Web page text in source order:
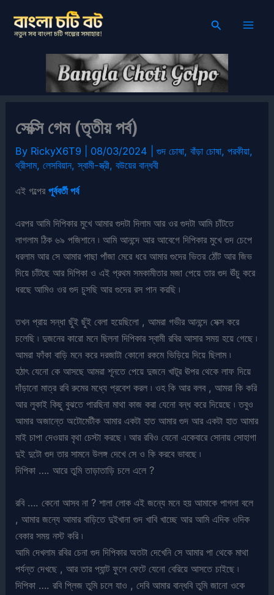
content
Search
সেক্সি গেম (তৃতীয় পর্ব)
By RickyX6T9 08/03/2024 |গুদ চোষা,বাঁড়া চোষা,পরকীয়া,
থ্রীসাম,লেসবিয়ান,স্বামী-স্ত্রী,বউয়ের বান্ধবী
এই গল্পেরপূর্ববর্তী পর্ব
এরপর আমি দিপিকার মুখে আমার গুদটা দিলাম আর ওর গুদটা আমি চাঁটতে
লাগলাম ঠিক ৬৯ পজিশানে ৷ আমি আনন্দে আর আবেগে দিপিকার মুখে গুদ চেপে
ধরলাম আর সে আমার পাছা পাঁজা মেরে ধরে আমার গুদের ভিতর ঠোঁট আর জিভ
দিয়ে চাঁটছে আর দিপিকা ও এই প্রথম সমকামীতার মজা পেয়ে তার গুদ ঊঁচু করে
ধরছে আমিও ওর গুদ চুসছি আর গুদের রস পান করছি ৷
তখন প্রায় সন্ধা ছুঁই ছুঁই বেলা হয়েছিলো , আমরা গভীর আনন্দে সেক্স করে
চলেছি ৷ দুজনের কারো মনে ছিলনা দিপিকার স্বামী রবির আসার সময় হয়ে গেছে ৷
আমরা ফাঁকা বাড়ি মনে করে দরজাটা কোনো রকমে ভিড়িয়ে দিয়ে ছিলাম ৷
হঠাৎ যেনো কে আসছে আমরা শূনতে পেয়ে দুজনে খাটূর ঊপর থেকে লাফ দিয়ে
দাঁড়ানো মাত্র রবি রুমের মধ্যে প্রবেশ করল ৷ ওহ কি আর বলব , আমরা কি করি
আর লুকাই কিছু বুঝতে পারছিনা মাথা কাজ করা যেনো বন্ধ করে দিয়েছে ৷ তবুও
আমার অজান্তে অটোমেটীক আমার একটা হাত আমার গুদ আর একটা হাত আমার
মাই চাপা দেওয়ার বৃথা চেস্টা করছে ৷ আর রবিও যেনো একেবারে সোনায় সোহাগা
দুই দুটো গুদ তার সামনে উলঙ্গ দেখে সে ও কি করবে ভাবছে ৷
দিপিকা …. আরে তুমি তাড়াতাড়ি চলে এলে ?
রবি …. কেনো আসব না ? শালা লোক এই জন্যে মনে হয় আমাকে পাগলা বলে
, আমার জন্যে আমার বাড়িতে দুইখানা গুদ খাবি খাচ্ছে আর আমি এদিক ওদিক
বেকার সময় নস্ট করি ৷
আমি দেখলাম রবির চেনা গুদ দিপিকার অতটা দেখেনি সে আমার পা থেকে মাথা
পর্যন্ত দেখছে , আর তার প্যান্ট ফুলে ফেটে যেনো বেরিয়ে আসতে চাইছে ৷
দিপিকা …. রবি প্লিজ তুমি চলে যাও , দেবি আমার বান্ধবি তুমি জানো ওকে